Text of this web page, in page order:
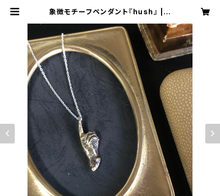
象徴モチーフペンダント『hush』 | E